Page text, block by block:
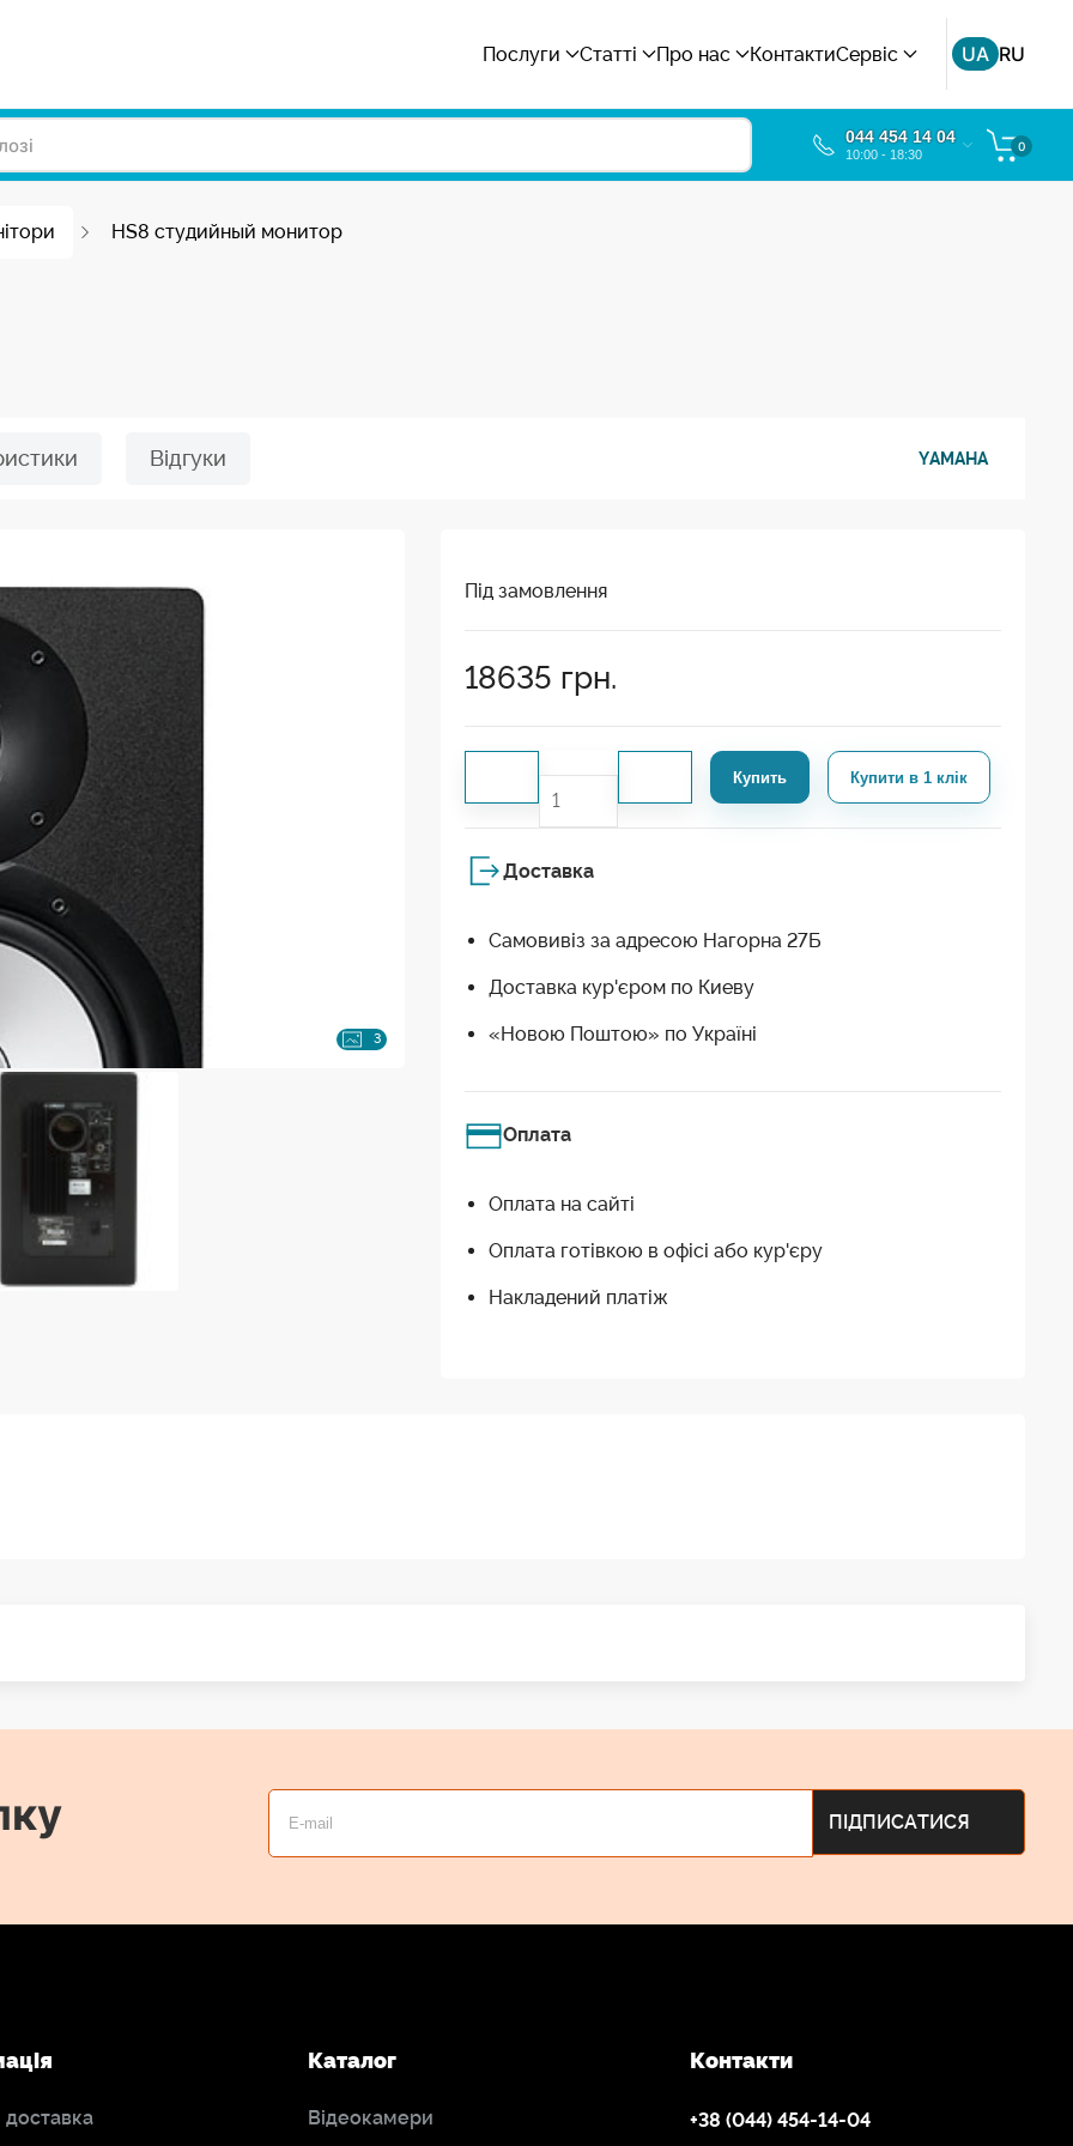
Послуги Статті Про нас КонтактиСервіс UA RU
044 454 14 04
10:00 - 18:30
0
HS8 студийный монитор
Відгуки YAMAHA
3
Під замовлення
18635 грн.
Купить Купити в 1 клік
Доставка
Самовивіз за адресою Нагорна 27Б
Доставка кур'єром по Киеву
«Новою Поштою» по Україні
Оплата
Оплата на сайті
Оплата готівкою в офісі або кур'єру
Накладений платіж
доставка
Каталог
Відеокамери
Контакти
+38 (044) 454-14-04